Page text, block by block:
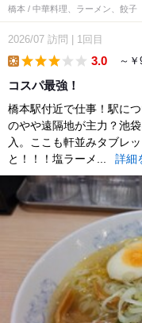
橋本 / 中華料理、ラーメン、餃子
2026/07 訪問 1回目
3.0 ～
コスパ最強！
橋本駅付近で仕事！駅に
のやや遠隔地が主力？池
入。ここも軒並みタブレ
と！！！塩ラーメ...
詳細